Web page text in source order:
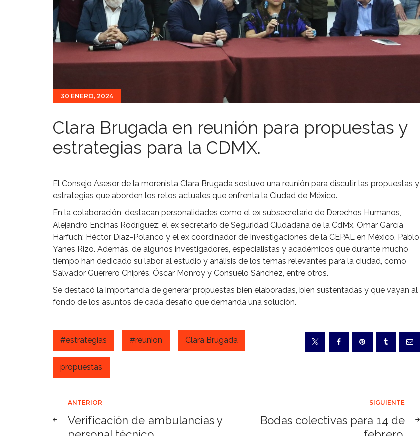
30 ENERO, 2024
Clara Brugada en reunión para propuestas y
estrategias para la CDMX.
El Consejo Asesor de la morenista Clara Brugada sostuvo una reunión para discutir las propuestas y
estrategias que aborden los retos actuales que enfrenta la Ciudad de México.
En la colaboración, destacan personalidades como el ex subsecretario de Derechos Humanos,
Alejandro Encinas Rodríguez; el ex secretario de Seguridad Ciudadana de la CdMx, Omar García
Harfuch; Héctor Díaz-Polanco y el ex coordinador de Investigaciones de la CEPAL en México, Pablo
Yanes Rizo. Además, de algunos investigadores, especialistas y académicos que durante mucho
tiempo han dedicado su labor al estudio y análisis de los temas relevantes para la ciudad, como
Salvador Guerrero Chiprés, Óscar Monroy y Consuelo Sánchez, entre otros.
Se destacó la importancia de generar propuestas bien elaboradas, bien sustentadas y que vayan al
fondo de los asuntos de cada desafío que demanda una solución.
#estrategias #reunion Clara Brugada
propuestas
Navegación
ANTERIOR
Verificación de ambulancias y
SIGUIENTE
Bodas colectivas para 14 de